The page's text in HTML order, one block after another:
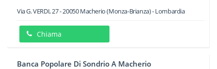
Via G. VERDI, 27-20050Macherio(Monza-Brianza) -Lombardia
Chiama
Banca Popolare Di Sondrio A Macherio